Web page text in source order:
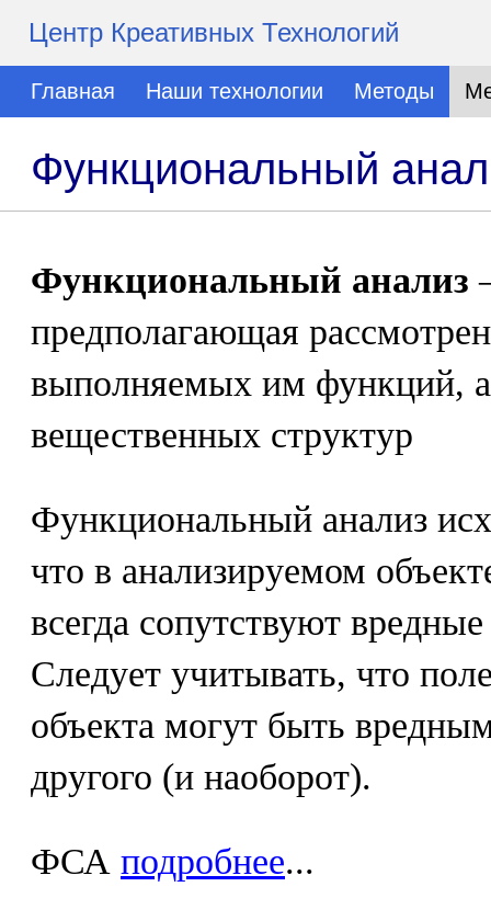
Центр Креативных Технологий
Главная Наши технологии Методы
Функциональный
Функциональный анализ
предполагающая
выполняемых им функций,
вещественных структур
Функциональный анализ
что в анализируемом
всегда сопутствуют
Следует учитывать, что
объекта могут быть
другого (и наоборот).
ФСА подробнее...